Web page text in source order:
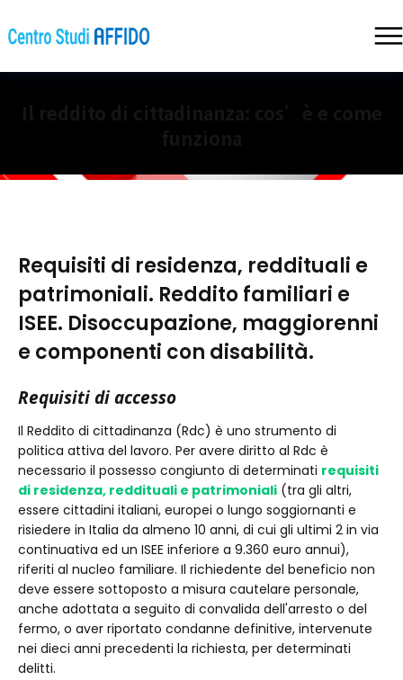
Requisiti di residenza, reddituali e
patrimoniali. Reddito familiari e
ISEE. Disoccupazione, maggiorenni
e componenti con disabilità.
Requisiti di accesso
Il Reddito di cittadinanza (Rdc) è uno strumento di
politica attiva del lavoro. Per avere diritto al Rdc è
necessario il possesso congiunto di determinati requisiti
di residenza, reddituali e patrimoniali (tra gli altri,
essere cittadini italiani, europei o lungo soggiornanti e
risiedere in Italia da almeno 10 anni, di cui gli ultimi 2 in via
continuativa ed un ISEE inferiore a 9.360 euro annui),
riferiti al nucleo familiare. Il richiedente del beneficio non
deve essere sottoposto a misura cautelare personale,
anche adottata a seguito di convalida dell'arresto o del
fermo, o aver riportato condanne definitive, intervenute
nei dieci anni precedenti la richiesta, per determinati
delitti.